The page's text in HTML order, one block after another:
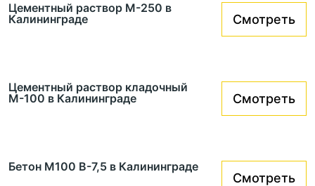
Цементный раствор М-250 в
Калининграде
Смотреть
Цементный раствор кладочный
М-100 в Калининграде
Смотреть
Бетон М100 В-7,5 в Калининграде
Смотреть